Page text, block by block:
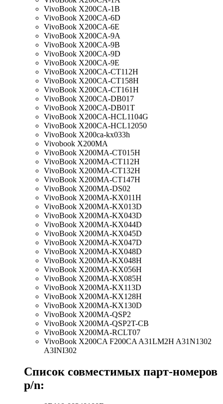
VivoBook X200CA-1B
VivoBook X200CA-6D
VivoBook X200CA-6E
VivoBook X200CA-9A
VivoBook X200CA-9B
VivoBook X200CA-9D
VivoBook X200CA-9E
VivoBook X200CA-CT112H
VivoBook X200CA-CT158H
VivoBook X200CA-CT161H
VivoBook X200CA-DB017
VivoBook X200CA-DB01T
VivoBook X200CA-HCL1104G
VivoBook X200CA-HCL12050
VivoBook X200ca-kx033h
Vivobook X200MA
VivoBook X200MA-CT015H
VivoBook X200MA-CT112H
VivoBook X200MA-CT132H
VivoBook X200MA-CT147H
VivoBook X200MA-DS02
VivoBook X200MA-KX011H
VivoBook X200MA-KX013D
VivoBook X200MA-KX043D
VivoBook X200MA-KX044D
VivoBook X200MA-KX045D
VivoBook X200MA-KX047D
VivoBook X200MA-KX048D
VivoBook X200MA-KX048H
VivoBook X200MA-KX056H
VivoBook X200MA-KX085H
VivoBook X200MA-KX113D
VivoBook X200MA-KX128H
VivoBook X200MA-KX130D
VivoBook X200MA-QSP2
VivoBook X200MA-QSP2T-CB
VivoBook X200MA-RCLT07
VivoBook X200CA F200CA A31LM2H A31N1302
A3INI302
Список совместимых парт-номеров
p/n: